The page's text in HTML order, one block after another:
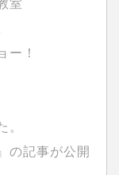
室
ー！
の記事が公開